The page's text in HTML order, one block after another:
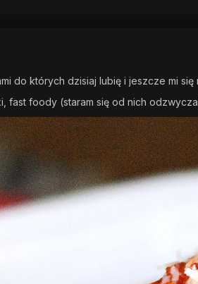
do których dzisiaj lubię i jeszcze mi
fast foody(staram się od nich